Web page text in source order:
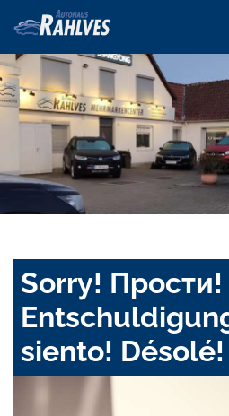
Sorry! Прости!
siento! Désolé!